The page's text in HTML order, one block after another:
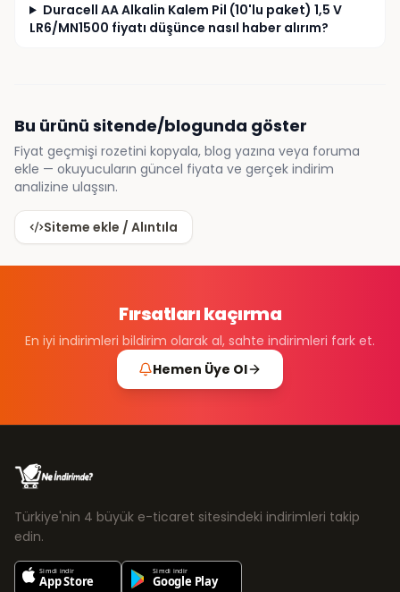
Duracell AA Alkalin Kalem Pil (10'lu paket) 1,5 V
LR6/MN1500 fiyatı düşünce nasıl haber alırım?
Bu ürünü sitende/blogunda göster
Fiyat geçmişi rozetini kopyala, blog yazına veya foruma
ekle — okuyucuların güncel fiyata ve gerçek indirim
analizine ulaşsın.
Siteme ekle / Alıntıla
Fırsatları kaçırma
En iyi indirimleri bildirim olarak al, sahte indirimleri fark et.
Hemen Üye Ol
Türkiye'nin 4 büyük e-ticaret sitesindeki indirimleri takip
edin.